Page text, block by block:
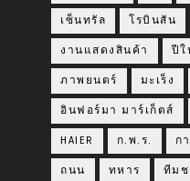
เซ็นทรัล โรบินสัน
งานแสดงสินค้า ปีใ
ภาพยนตร์ มะเร็ง
อินฟอร์มา มาร์เก็ตส์
HAIER ก.พ.ร. ก
ถนน ทหาร ทีมช